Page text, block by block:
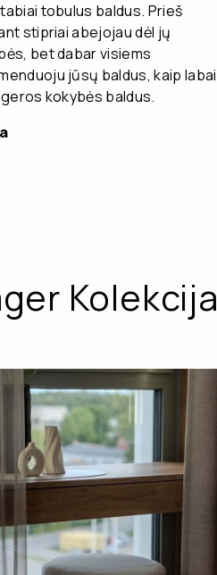
tobulus baldus. Prieš
stipriai abejojau dėl jų
bet dabar visiems
jūsų baldus, kaip labai
kokybės baldus.
Kolekcija